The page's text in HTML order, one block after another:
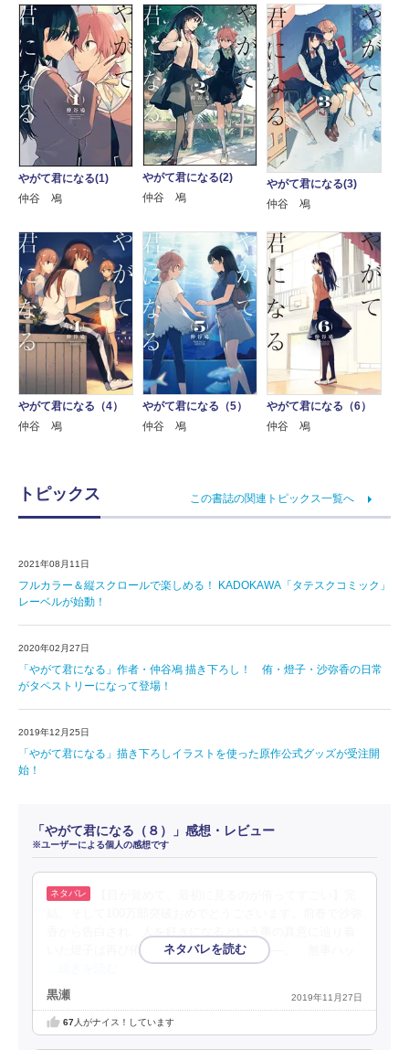
やがて君になる(1)
仲谷 鳰
やがて君になる(2)
仲谷 鳰
やがて君になる(3)
仲谷 鳰
やがて君になる（4）
仲谷 鳰
やがて君になる（5）
仲谷 鳰
やがて君になる（6）
仲谷 鳰
トピックス この書誌の関連トピックス一覧へ
2021年08月11日
フルカラー＆縦スクロールで楽しめる！ KADOKAWA「タテスクコミック」
レーベルが始動！
2020年02月27日
「やがて君になる」作者・仲谷鳰 描き下ろし！ 侑・燈子・沙弥香の日常
がタペストリーになって登場！
2019年12月25日
「やがて君になる」描き下ろしイラストを使った原作公式グッズが受注開
始！
「やがて君になる（８）」感想・レビュー
※ユーザーによる個人の感想です
いた燈子は再び侑の元へ。そして二人は――。 無事ハッ
黒瀬 2019年11月27日
67人がナイス！しています